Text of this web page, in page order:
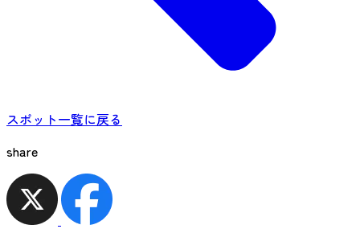
スポット一覧に戻る
share